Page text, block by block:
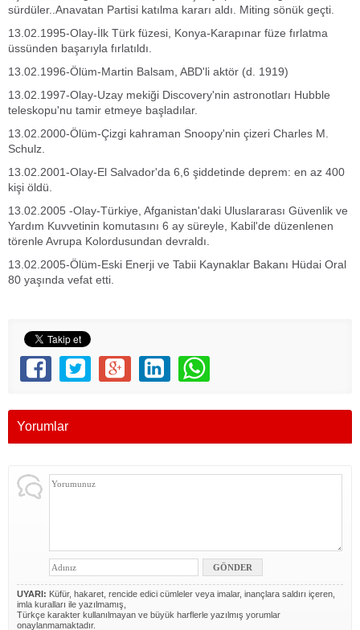
sürdüler..Anavatan Partisi katılma kararı aldı. Miting sönük geçti.
13.02.1995-Olay-İlk Türk füzesi, Konya-Karapınar füze fırlatma
üssünden başarıyla fırlatıldı.
13.02.1996-Ölüm-Martin Balsam, ABD'li aktör (d. 1919)
13.02.1997-Olay-Uzay mekiği Discovery'nin astronotları Hubble
teleskopu'nu tamir etmeye başladılar.
13.02.2000-Ölüm-Çizgi kahraman Snoopy'nin çizeri Charles M.
Schulz.
13.02.2001-Olay-El Salvador'da 6,6 şiddetinde deprem: en az 400
kişi öldü.
13.02.2005 -Olay-Türkiye, Afganistan'daki Uluslararası Güvenlik ve
Yardım Kuvvetinin komutasını 6 ay süreyle, Kabil'de düzenlenen
törenle Avrupa Kolordusundan devraldı.
13.02.2005-Ölüm-Eski Enerji ve Tabii Kaynaklar Bakanı Hüdai Oral
80 yaşında vefat etti.
Yorumlar
UYARI: Küfür, hakaret, rencide edici cümleler veya imalar, inançlara saldırı içeren,
imla kuralları ile yazılmamış,
Türkçe karakter kullanılmayan ve büyük harflerle yazılmış yorumlar
onaylanmamaktadır.